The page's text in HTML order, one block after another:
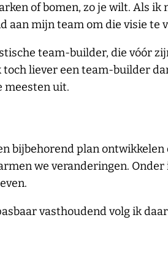
of bomen, zo je wilt. Als
aan mijn team om die visie te
team-builder, die vóór
liever een team-builder
meesten uit.
bijbehorend plan
we veranderingen.
vasthoudend volg ik